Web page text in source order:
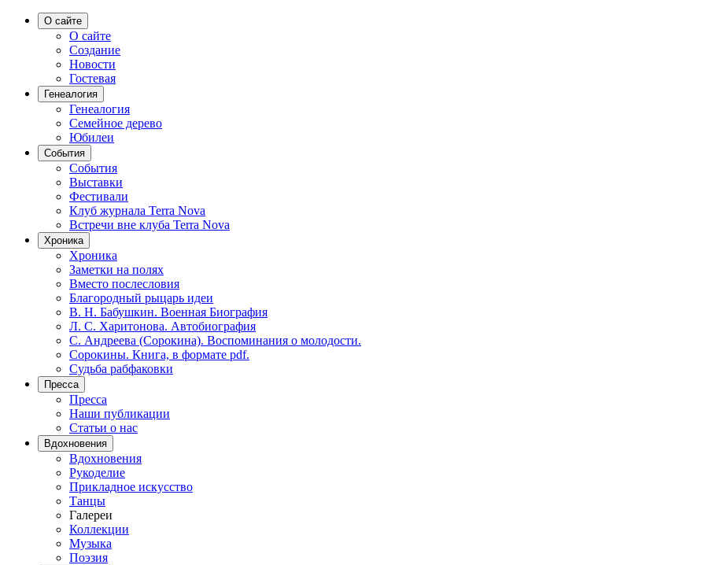
О сайте
О сайте
Создание
Новости
Гостевая
Генеалогия
Генеалогия
Семейное дерево
Юбилеи
События
События
Выставки
Фестивали
Клуб журнала Terra Nova
Встречи вне клуба Terra Nova
Хроника
Хроника
Заметки на полях
Вместо послесловия
Благородный рыцарь идеи
В. Н. Бабушкин. Военная Биография
Л. С. Харитонова. Автобиография
С. Андреева (Сорокина). Воспоминания о молодости.
Сорокины. Книга, в формате pdf.
Судьба рабфаковки
Пресса
Пресса
Наши публикации
Статьи о нас
Вдохновения
Вдохновения
Рукоделие
Прикладное искусство
Танцы
Галереи
Коллекции
Музыка
Поэзия